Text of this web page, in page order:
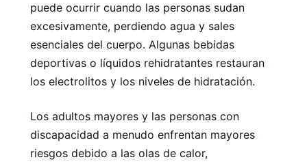
puede ocurrir cuando las personas sudan
excesivamente, perdiendo agua y sales
esenciales del cuerpo. Algunas bebidas
deportivas o líquidos rehidratantes restauran
los electrolitos y los niveles de hidratación.
Los adultos mayores y las personas con
discapacidad a menudo enfrentan mayores
riesgos debido a las olas de calor,